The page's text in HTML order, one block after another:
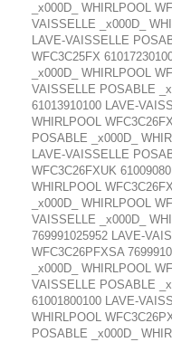
_x000D_ WHIRLPOOL
VAISSELLE _x000D_
LAVE-VAISSELLE
WFC3C25FX
_x000D_ WHIRLPOOL
VAISSELLE POSABLE
61013910100 LAVE-
WHIRLPOOL
POSABLE _x000D_
LAVE-VAISSELLE
WFC3C26FXUK
WHIRLPOOL
_x000D_ WHIRLPOOL
VAISSELLE _x000D_
769991025952 LAVE-
WFC3C26PFXSA
_x000D_ WHIRLPOOL
VAISSELLE POSABLE
61001800100 LAVE-
WHIRLPOOL
POSABLE _x000D_